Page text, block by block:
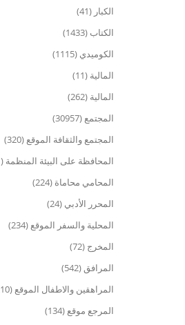
الكبار (41)
الكتاب (1433)
الكوميدي (1115)
المالية (11)
المالية (262)
المجتمع (30957)
المجتمع والثقافة الموقع (320)
المحافظة على البيئة المنظمة (11)
المحامي محاماة (224)
المحرر الأدبي (24)
المحلية والسفر الموقع (234)
المخرج (72)
المرافق (542)
المراهقين والاطفال الموقع (210)
المرجع موقع (134)